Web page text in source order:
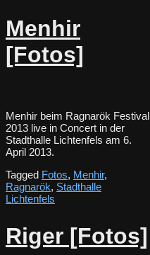
Menhir
[Fotos]
Menhir beim Ragnarök Festival
2013 live in Concert in der
Stadthalle Lichtenfels am 6.
April 2013.
Tagged Fotos, Menhir,
Ragnarök, Stadthalle
Lichtenfels
Riger [Fotos]